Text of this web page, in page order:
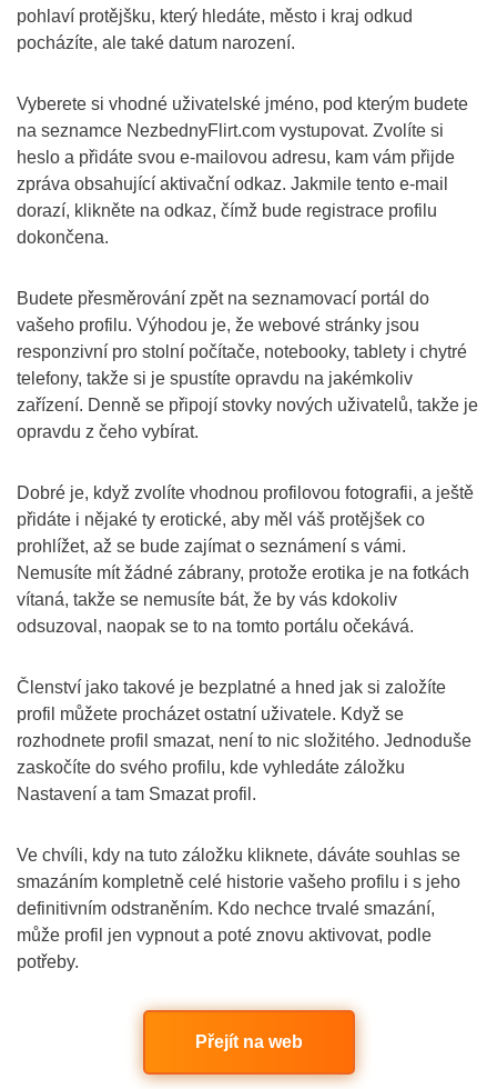
pohlaví protějšku, který hledáte, město i kraj odkud
pocházíte, ale také datum narození.
Vyberete si vhodné uživatelské jméno, pod kterým budete
na seznamce NezbednyFlirt.com vystupovat. Zvolíte si
heslo a přidáte svou e-mailovou adresu, kam vám přijde
zpráva obsahující aktivační odkaz. Jakmile tento e-mail
dorazí, klikněte na odkaz, čímž bude registrace profilu
dokončena.
Budete přesměrování zpět na seznamovací portál do
vašeho profilu. Výhodou je, že webové stránky jsou
responzivní pro stolní počítače, notebooky, tablety i chytré
telefony, takže si je spustíte opravdu na jakémkoliv
zařízení. Denně se připojí stovky nových uživatelů, takže je
opravdu z čeho vybírat.
Dobré je, když zvolíte vhodnou profilovou fotografii, a ještě
přidáte i nějaké ty erotické, aby měl váš protějšek co
prohlížet, až se bude zajímat o seznámení s vámi.
Nemusíte mít žádné zábrany, protože erotika je na fotkách
vítaná, takže se nemusíte bát, že by vás kdokoliv
odsuzoval, naopak se to na tomto portálu očekává.
Členství jako takové je bezplatné a hned jak si založíte
profil můžete procházet ostatní uživatele. Když se
rozhodnete profil smazat, není to nic složitého. Jednoduše
zaskočíte do svého profilu, kde vyhledáte záložku
Nastavení a tam Smazat profil.
Ve chvíli, kdy na tuto záložku kliknete, dáváte souhlas se
smazáním kompletně celé historie vašeho profilu i s jeho
definitivním odstraněním. Kdo nechce trvalé smazání,
může profil jen vypnout a poté znovu aktivovat, podle
potřeby.
Přejít na web